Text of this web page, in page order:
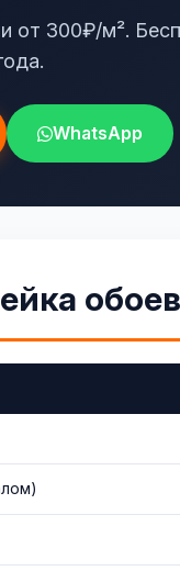
от 300₽/м².
WhatsApp